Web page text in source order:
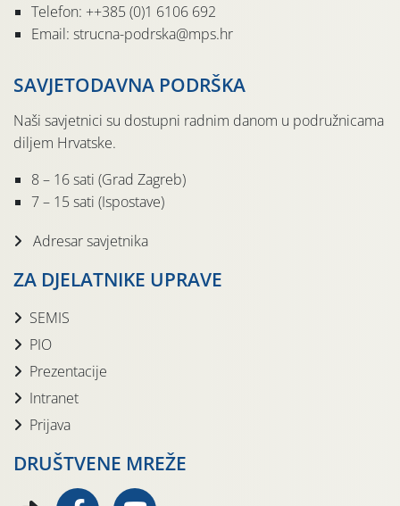
Telefon: ++385 (0)1 6106 692
Email: strucna-podrska@mps.hr
SAVJETODAVNA PODRŠKA
Naši savjetnici su dostupni radnim danom u podružnicama
diljem Hrvatske.
8 – 16 sati (Grad Zagreb)
7 – 15 sati (Ispostave)
Adresar savjetnika
ZA DJELATNIKE UPRAVE
SEMIS
PIO
Prezentacije
Intranet
Prijava
DRUŠTVENE MREŽE